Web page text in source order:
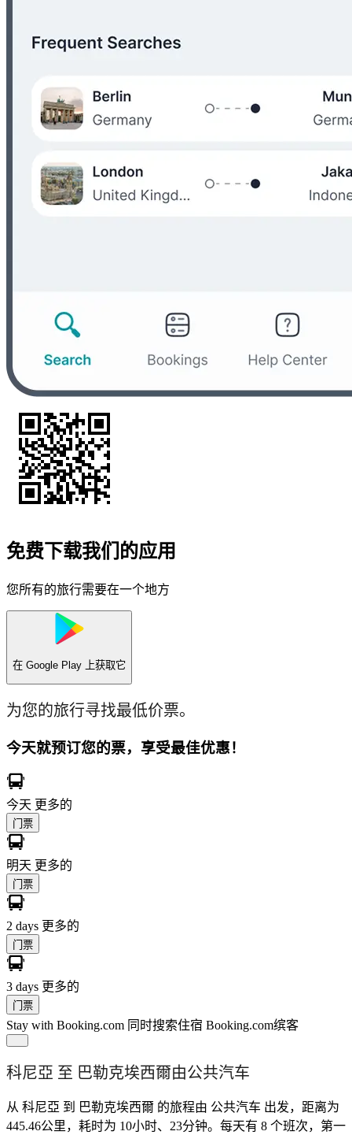
免费下载我们的应用
您所有的旅行需要在一个地方
在 Google Play 上获取它
为您的旅行寻找最低价票。
今天就预订您的票，享受最佳优惠！
今天 更多的
门票
明天 更多的
门票
2 days 更多的
门票
3 days 更多的
门票
Stay with Booking.com 同时搜索住宿 Booking.com缤客
科尼亞 至 巴勒克埃西爾由公共汽车
从 科尼亞 到 巴勒克埃西爾 的旅程由 公共汽车 出发，距离为
445.46公里，耗时为 10小时、23分钟。每天有 8 个班次，第一